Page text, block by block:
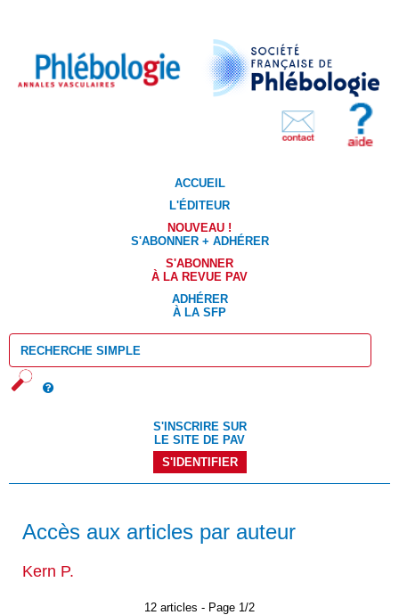
ACCUEIL
L'ÉDITEUR
NOUVEAU !
S'ABONNER + ADHÉRER
S'ABONNER
À LA REVUE PAV
ADHÉRER
À LA SFP
S'INSCRIRE SUR
LE SITE DE PAV
S'IDENTIFIER
Accès aux articles par auteur
Kern P.
12 articles - Page 1/2